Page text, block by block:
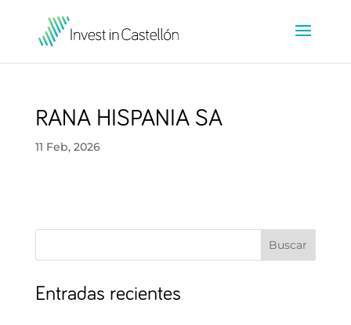
RANA HISPANIA SA
11 Feb, 2026
Buscar
Entradas recientes